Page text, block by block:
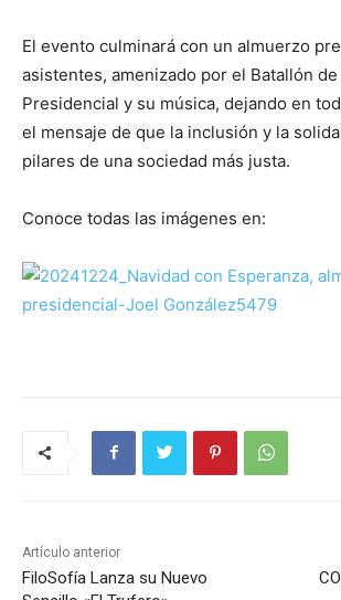
El evento culminará con un almuerzo
asistentes, amenizado por el Batallón de
Presidencial y su música, dejando en
el mensaje de que la inclusión y la
pilares de una sociedad más justa.
Conoce todas las imágenes en:
Artículo anterior
FiloSofía Lanza su Nuevo